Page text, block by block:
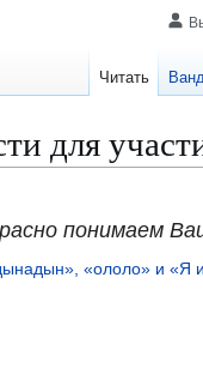
для
понимаем
«ололо» и «Я
Читать